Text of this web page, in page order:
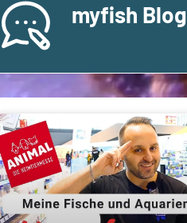
myfish Blog